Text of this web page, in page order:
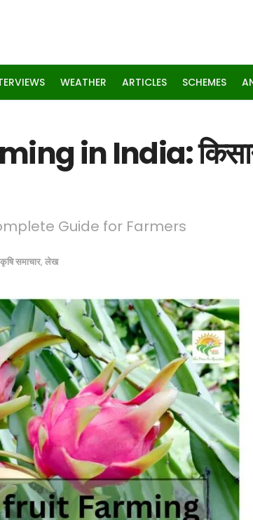
WEATHER ARTICLES SCHEMES
in India:
Guide for Farmers
कृषि समाचार, लेख